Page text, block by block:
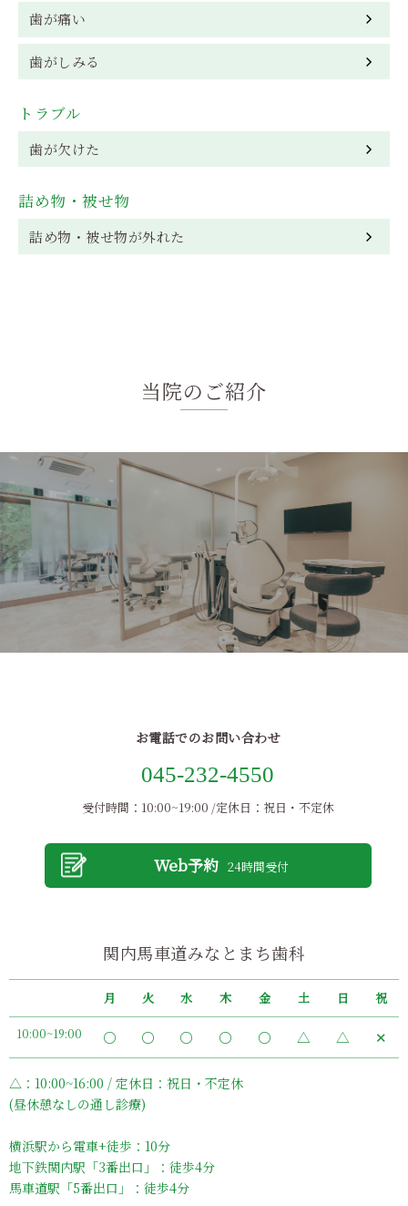
歯が痛い
歯がしみる
トラブル
歯が欠けた
詰め物・被せ物
詰め物・被せ物が外れた
当院のご紹介
関内馬車道みなとまち歯科
月 火 水 木 金 土 日 祝
10:00~19:00 〇 〇 〇 〇 〇 △ △ ✕
△：10:00~16:00 / 定休日：祝日・不定休
(昼休憩なしの通し診療)
横浜駅から電車+徒歩：10分
地下鉄関内駅「3番出口」：徒歩4分
馬車道駅「5番出口」：徒歩4分
お電話でのお問い合わせ
045-232-4550
受付時間：10:00~19:00 /定休日：祝日・不定休
Web予約 24時間受付